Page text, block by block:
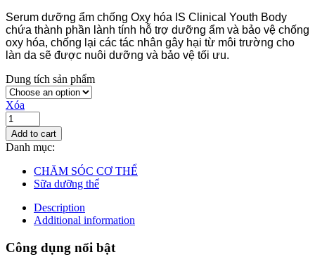
Serum dưỡng ẩm chống Oxy hóa IS Clinical Youth Body
chứa thành phần lành tính hỗ trợ dưỡng ẩm và bảo vệ chống
oxy hóa, chống lại các tác nhân gây hại từ môi trường cho
làn da sẽ được nuôi dưỡng và bảo vệ tối ưu.
Dung tích sản phẩm
Xóa
Add to cart
Danh mục:
CHĂM SÓC CƠ THỂ
Sữa dưỡng thể
Description
Additional information
Công dụng nổi bật